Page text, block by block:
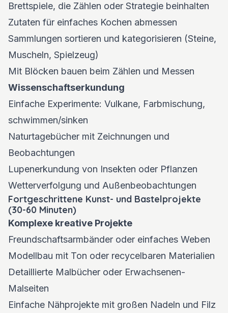
Brettspiele, die Zählen oder Strategie beinhalten
Zutaten für einfaches Kochen abmessen
Sammlungen sortieren und kategorisieren (Steine,
Muscheln, Spielzeug)
Mit Blöcken bauen beim Zählen und Messen
Wissenschaftserkundung
Einfache Experimente: Vulkane, Farbmischung,
schwimmen/sinken
Naturtagebücher mit Zeichnungen und
Beobachtungen
Lupenerkundung von Insekten oder Pflanzen
Wetterverfolgung und Außenbeobachtungen
Fortgeschrittene Kunst- und Bastelprojekte
(30-60 Minuten)
Komplexe kreative Projekte
Freundschaftsarmbänder oder einfaches Weben
Modellbau mit Ton oder recycelbaren Materialien
Detaillierte Malbücher oder Erwachsenen-
Malseiten
Einfache Nähprojekte mit großen Nadeln und Filz